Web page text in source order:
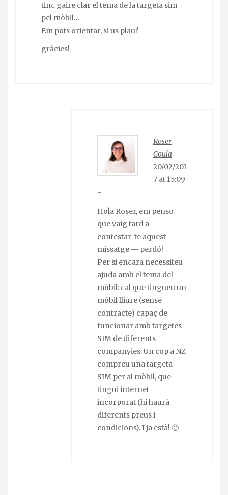
tinc gaire clar el tema de la targeta sim
pel mòbil…
Em pots orientar, si us plau?
gràcies!
Roser
Goula
20/02/201
7 at 15:09
-
Hola Roser, em penso
que vaig tard a
contestar-te aquest
missatge — perdó!
Per si encara necessiteu
ajuda amb el tema del
mòbil: cal que tingueu un
mòbil lliure (sense
contracte) capaç de
funcionar amb targetes
SIM de diferents
companyies. Un cop a NZ
compreu una targeta
SIM per al mòbil, que
tingui internet
incorporat (hi haurà
diferents preus i
condicions). I ja està! 🙂